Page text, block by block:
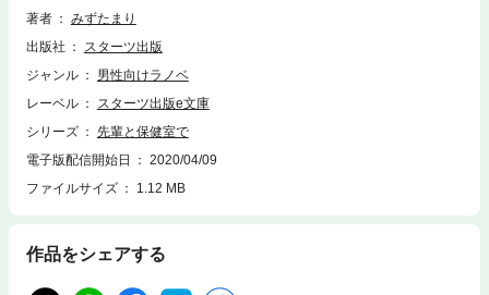
著者
みずたまり
出版社
スターツ出版
ジャンル
男性向けラノベ
レーベル
スターツ出版e文庫
シリーズ
先輩と保健室で
電子版配信開始日
2020/04/09
ファイルサイズ
1.12 MB
作品をシェアする